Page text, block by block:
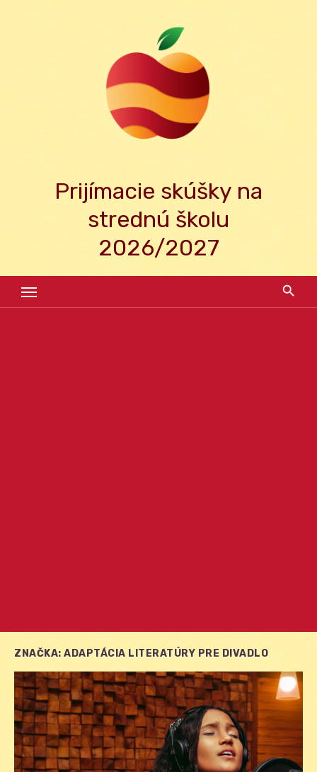
Prijímacie skúšky na
strednú školu
2026/2027
ZNAČKA: ADAPTÁCIA LITERATÚRY PRE DIVADLO